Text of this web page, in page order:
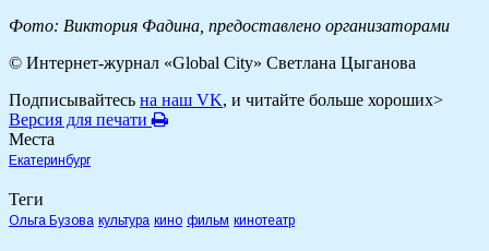
Фото: Виктория Фадина, предоставлено организаторами
© Интернет-журнал «Global City» Светлана Цыганова
Подписывайтесь на наш VK, и читайте больше хороших>
Версия для печати
Места
Екатеринбург
Теги
Ольга Бузова культура кино фильм кинотеатр